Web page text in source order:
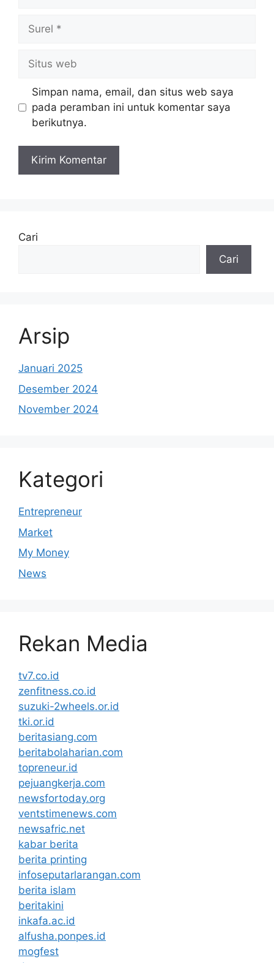
web
Simpan nama, email, dan situs web saya
pada peramban ini untuk komentar saya
berikutnya.
Cari
Cari
Arsip
Januari 2025
Desember 2024
November 2024
Kategori
Entrepreneur
Market
My Money
News
Rekan Media
tv7.co.id
zenfitness.co.id
suzuki-2wheels.or.id
tki.or.id
beritasiang.com
beritabolaharian.com
topreneur.id
pejuangkerja.com
newsfortoday.org
ventstimenews.com
newsafric.net
kabar berita
berita printing
infoseputarlarangan.com
berita islam
beritakini
inkafa.ac.id
alfusha.ponpes.id
mogfest